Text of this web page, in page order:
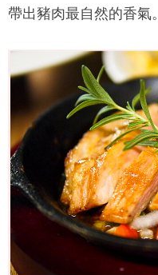
帶出豬肉最自然的香氣。